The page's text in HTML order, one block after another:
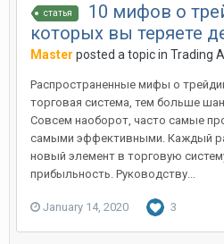
статья
10 мифов о
которых вы теряете
Master posted a topic in Trading
Распространенные мифы о
торговая система, тем больше
Совсем наоборот, часто самые
самыми эффективными. Каждый
новый элемент в торговую
прибыльность. Руководству...
January 14, 2020 3